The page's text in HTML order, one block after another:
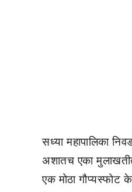
सध्या महापालिका
अशातच एका
एक मोठा गौप्यस्फोट